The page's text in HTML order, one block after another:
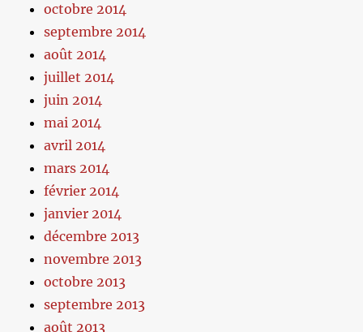
octobre 2014
septembre 2014
août 2014
juillet 2014
juin 2014
mai 2014
avril 2014
mars 2014
février 2014
janvier 2014
décembre 2013
novembre 2013
octobre 2013
septembre 2013
août 2013